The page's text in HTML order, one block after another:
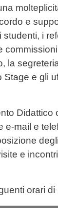
e
i
la
Stage e gli
Didattico
e-mail e
e
orari